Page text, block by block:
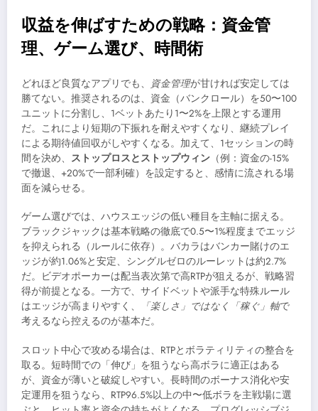
収益を伸ばすための戦略：資金管
理、ゲーム選び、時間術
どれほど良質なアプリでも、 資金管理が甘ければ安定しては
勝てない。推奨されるのは、資金（バンクロール）を50〜100
ユニットに分割し、1ベットあたり1〜2%を上限とする運用
だ。これにより短期の下振れを耐えやすくなり、継続プレイ
による期待値回収がしやすくなる。加えて、1セッションの時
間を決め、 ストップロスとストップウィン （例：資金の-15%
で撤退、+20%で一部利確）を設定すると、感情に流される場
面を減らせる。
ゲーム選びでは、ハウスエッジの低い種目を主軸に据える。
ブラックジャックは基本戦略の徹底で0.5〜1%程度までエッジ
を抑えられる（ルールに依存）。バカラはバンカー賭けのエ
ッジが約1.06%と安定、シングルゼロのルーレットは約2.7%
だ。ビデオポーカーは配当表次第で高RTPが狙えるが、戦略習
得が前提となる。一方で、サイドベットや派手な特殊ルール
はエッジが高まりやすく、
「楽しさ」ではなく「稼ぐ」軸で
考えるなら控えるのが基本だ。
スロット中心で攻める場合は、RTPとボラティリティの整合を
取る。短時間での「伸び」を狙うなら高ボラに適正はある
が、資金が薄いと破綻しやすい。長時間のボーナス消化や安
定運用を狙うなら、RTP96.5%以上の中〜低ボラを主戦場に選